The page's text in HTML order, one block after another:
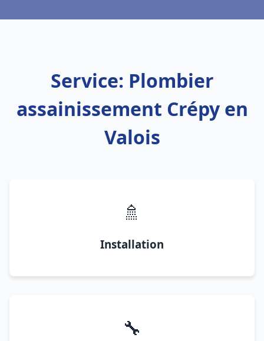
Service: Plombier
assainissement Crépy en
Valois
🚿
Installation
🔧